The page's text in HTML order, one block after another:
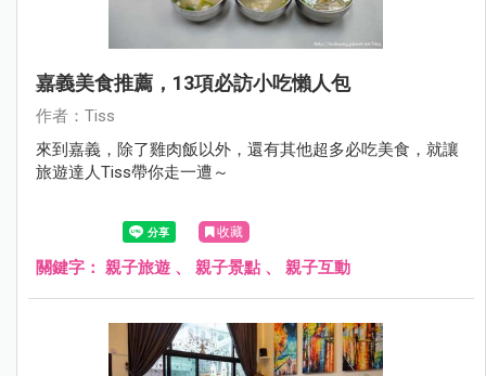
嘉義美食推薦，13項必訪小吃懶人包
作者：Tiss
來到嘉義，除了雞肉飯以外，還有其他超多必吃美食，就讓
旅遊達人Tiss帶你走一遭～
收藏
關鍵字： 親子旅遊 、 親子景點 、 親子互動